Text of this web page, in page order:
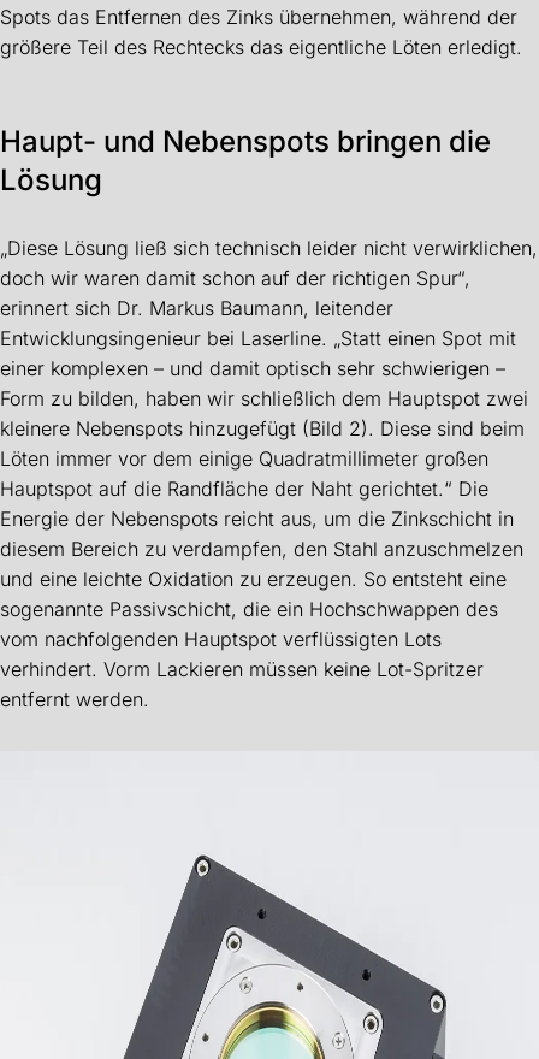
Spots das Entfernen des Zinks übernehmen, während der
größere Teil des Rechtecks das eigentliche Löten erledigt.
Haupt- und Nebenspots bringen die
Lösung
„Diese Lösung ließ sich technisch leider nicht verwirklichen,
doch wir waren damit schon auf der richtigen Spur“,
erinnert sich Dr. Markus Baumann, leitender
Entwicklungsingenieur bei Laserline. „Statt einen Spot mit
einer komplexen – und damit optisch sehr schwierigen –
Form zu bilden, haben wir schließlich dem Hauptspot zwei
kleinere Nebenspots hinzugefügt (Bild 2). Diese sind beim
Löten immer vor dem einige Quadratmillimeter großen
Hauptspot auf die Randfläche der Naht gerichtet.“ Die
Energie der Nebenspots reicht aus, um die Zinkschicht in
diesem Bereich zu verdampfen, den Stahl anzuschmelzen
und eine leichte Oxidation zu erzeugen. So entsteht eine
sogenannte Passivschicht, die ein Hochschwappen des
vom nachfolgenden Hauptspot verflüssigten Lots
verhindert. Vorm Lackieren müssen keine Lot-Spritzer
entfernt werden.